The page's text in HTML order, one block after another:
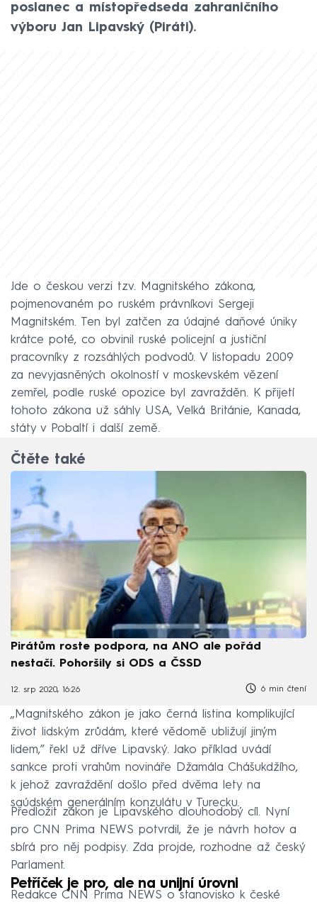
poslanec a místopředseda zahraničního
výboru Jan Lipavský (Piráti).
Jde o českou verzi tzv. Magnitského zákona,
pojmenovaném po ruském právníkovi Sergeji
Magnitském. Ten byl zatčen za údajné daňové úniky
krátce poté, co obvinil ruské policejní a justiční
pracovníky z rozsáhlých podvodů. V listopadu 2009
za nevyjasněných okolností v moskevském vězení
zemřel, podle ruské opozice byl zavražděn. K přijetí
tohoto zákona už sáhly USA, Velká Británie, Kanada,
státy v Pobaltí i další země.
Čtěte také
Pirátům roste podpora, na ANO ale pořád
nestačí. Pohoršily si ODS a ČSSD
12. srp 2020, 16:26 6 min čtení
„Magnitského zákon je jako černá listina komplikující
život lidským zrůdám, které vědomě ubližují jiným
lidem,” řekl už dříve Lipavský. Jako příklad uvádí
sankce proti vrahům novináře Džamála Chášukdžího,
k jehož zavraždění došlo před dvěma lety na
saúdském generálním konzulátu v Turecku.
Předložit zákon je Lipavského dlouhodobý cíl. Nyní
pro CNN Prima NEWS potvrdil, že je návrh hotov a
sbírá pro něj podpisy. Zda projde, rozhodne až český
Parlament.
Petříček je pro, ale na unijní úrovni
Redakce CNN Prima NEWS o stanovisko k české